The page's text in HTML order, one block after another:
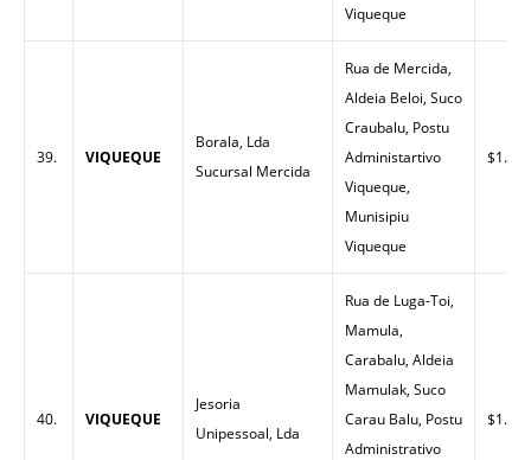
Viqueque
39. VIQUEQUE
Borala, Lda
Sucursal Mercida
Rua de Mercida,
Aldeia Beloi, Suco
Craubalu, Postu
Administartivo
Viqueque,
Munisipiu
Viqueque
$1.52
40. VIQUEQUE
Jesoria
Unipessoal, Lda
Rua de Luga-Toi,
Mamula,
Carabalu, Aldeia
Mamulak, Suco
Carau Balu, Postu
Administrativo
$1.54